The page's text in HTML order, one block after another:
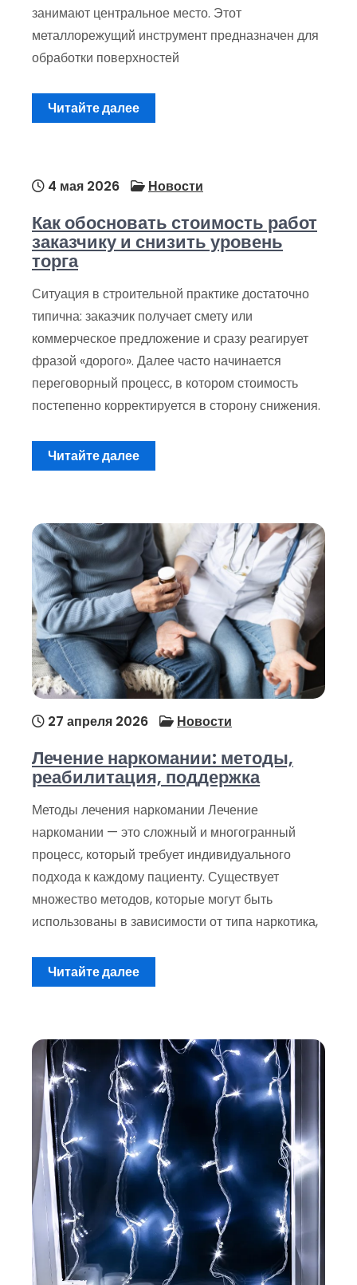
занимают центральное место. Этот
металлорежущий инструмент предназначен для
обработки поверхностей
Читайте далее
4 мая 2026 Новости
Как обосновать стоимость работ
заказчику и снизить уровень
торга
Ситуация в строительной практике достаточно
типична: заказчик получает смету или
коммерческое предложение и сразу реагирует
фразой «дорого». Далее часто начинается
переговорный процесс, в котором стоимость
постепенно корректируется в сторону снижения.
Читайте далее
27 апреля 2026 Новости
Лечение наркомании: методы,
реабилитация, поддержка
Методы лечения наркомании Лечение
наркомании — это сложный и многогранный
процесс, который требует индивидуального
подхода к каждому пациенту. Существует
множество методов, которые могут быть
использованы в зависимости от типа наркотика,
Читайте далее